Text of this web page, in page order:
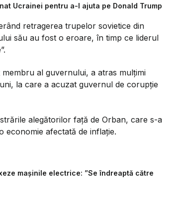
Ucrainei pentru a-l ajuta pe Donald Trump
retragerea trupelor sovietice din
său au fost o eroare, în timp ce liderul
al guvernului, a atras mulțimi
la care a acuzat guvernul de corupție
alegătorilor față de Orban, care s-a
afectată de inflație.
mașinile electrice: ”Se îndreaptă către